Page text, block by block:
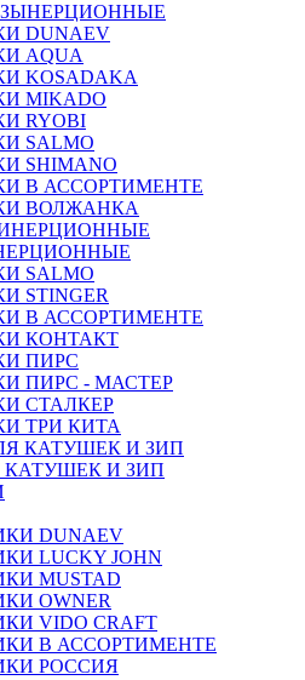
DUNAEV
AQUA
KOSADAKA
MIKADO
RYOBI
SALMO
SHIMANO
В АССОРТИМЕНТЕ
ВОЛЖАНКА
SALMO
STINGER
В АССОРТИМЕНТЕ
КОНТАКТ
ПИРС
ПИРС - МАСТЕР
СТАЛКЕР
ТРИ КИТА
И ЗИП
DUNAEV
LUCKY JOHN
MUSTAD
OWNER
VIDO CRAFT
В АССОРТИМЕНТЕ
РОССИЯ